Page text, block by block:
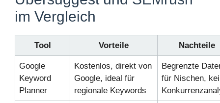
Tool Vorteile Nachteile
Keyword
Google, ideal für
für Nischen,
Ubersuggest
Benutzerfreundlich,
gute Keyword- und
SEO-Daten, günstige
Eingeschränkte
Daten in der